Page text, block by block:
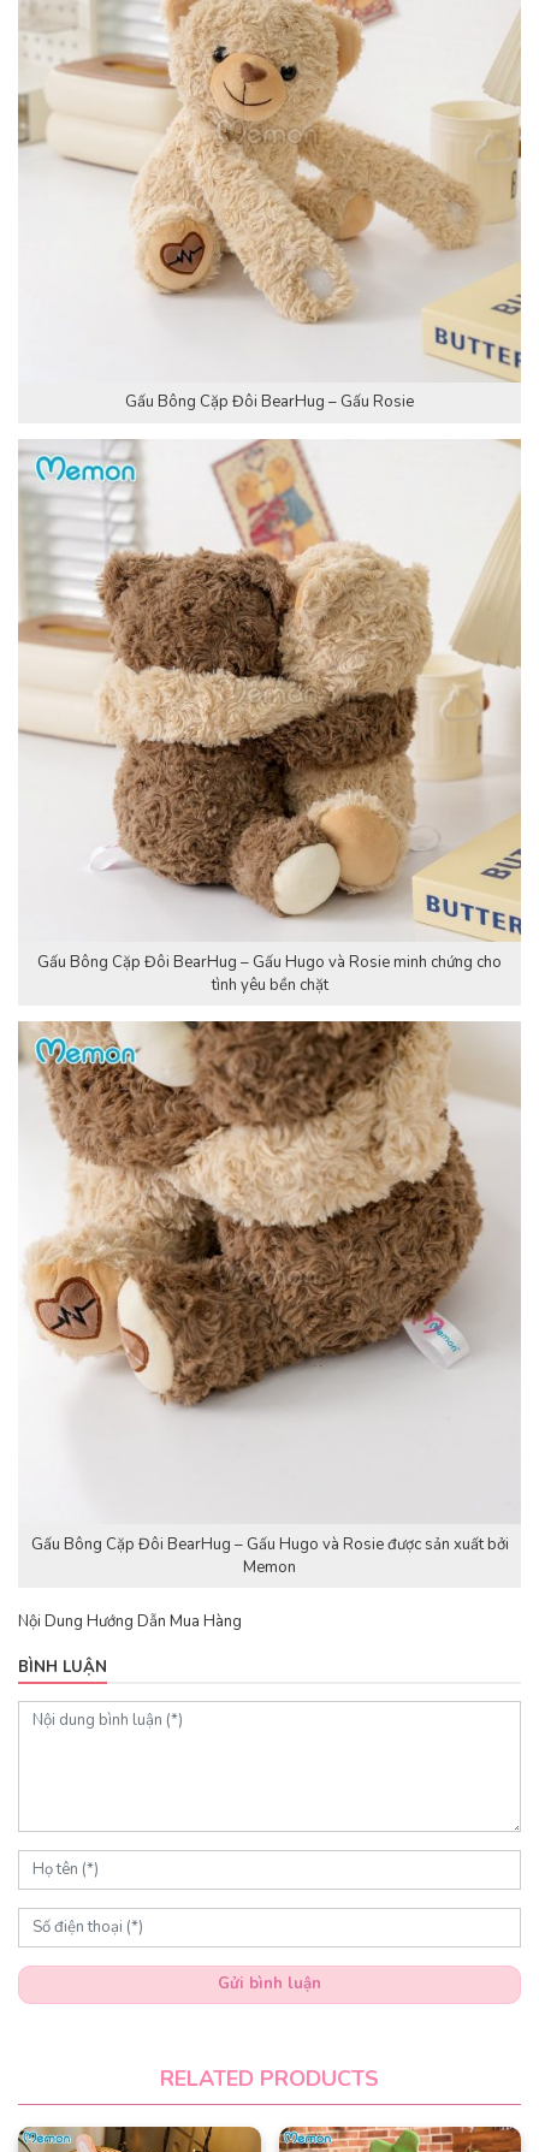
Gấu Bông Cặp Đôi BearHug – Gấu Rosie
Gấu Bông Cặp Đôi BearHug – Gấu Hugo và Rosie minh chứng cho
tình yêu bền chặt
Gấu Bông Cặp Đôi BearHug – Gấu Hugo và Rosie được sản xuất bởi
Memon
Nội Dung Hướng Dẫn Mua Hàng
BÌNH LUẬN
Gửi bình luận
RELATED PRODUCTS